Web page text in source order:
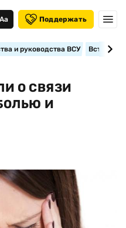
Аа Поддержать
и руководства ВСУ
О СВЯЗИ
И